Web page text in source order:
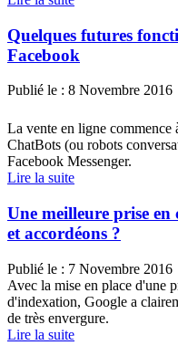
Quelques futures
Facebook
Publié le : 8 Novembre 2016
La vente en ligne commence
ChatBots (ou robots
Facebook Messenger.
Lire la suite
Une meilleure prise en
et accordéons ?
Publié le : 7 Novembre 2016
Avec la mise en place d'une
d'indexation, Google a
de très envergure.
Lire la suite